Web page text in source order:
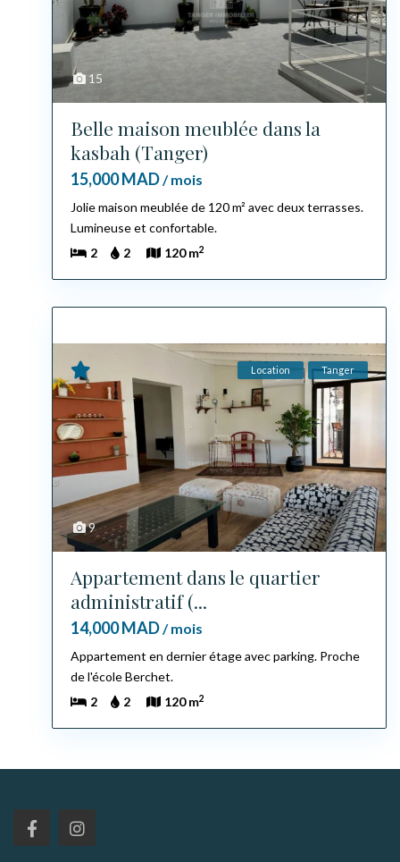
15
Belle maison meublée dans la
kasbah (Tanger)
15,000 MAD/ mois
Jolie maison meublée de 120 m² avec deux terrasses.
Lumineuse et confortable.
2
2 120 m2
9
Location Tanger
Appartement dans le quartier
administratif (...
14,000 MAD/ mois
Appartement en dernier étage avec parking. Proche
de l'école Berchet.
2
2 120 m2